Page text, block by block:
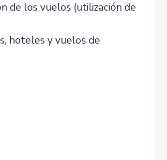
de los vuelos (utilización de
hoteles y vuelos de